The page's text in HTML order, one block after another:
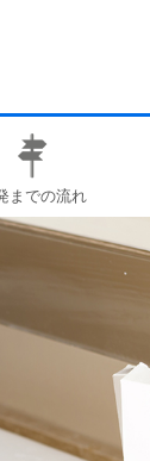
までの流れ